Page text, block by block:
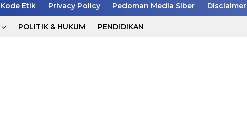
Kode Etik Privacy Policy Pedoman Media Siber Disclaimer
POLITIK & HUKUM PENDIDIKAN